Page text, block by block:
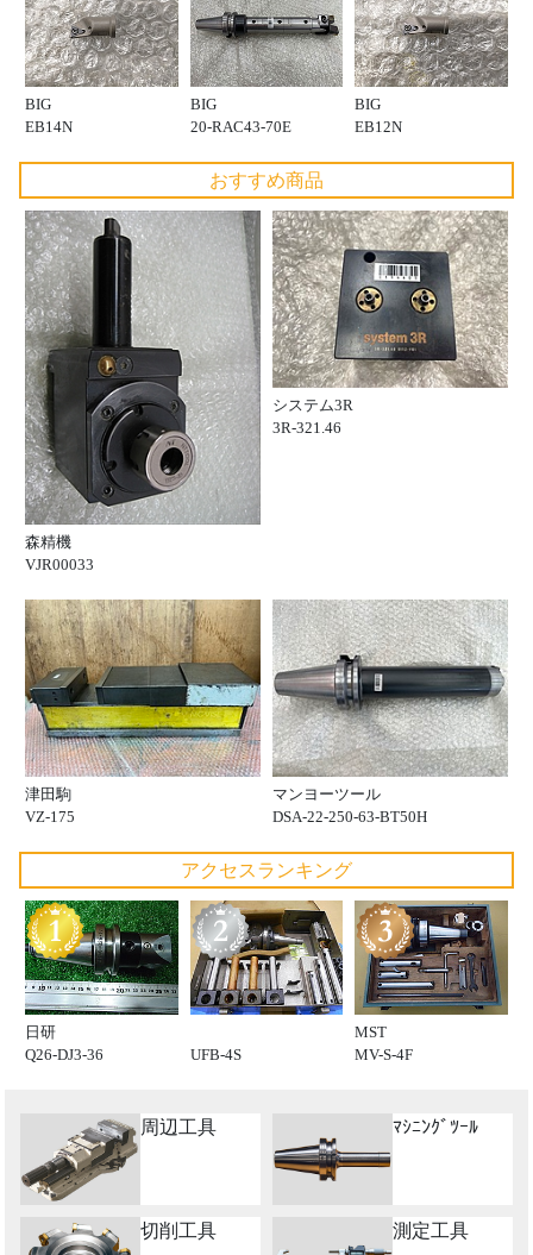
BIG
EB14N
BIG
20-RAC43-70E
BIG
EB12N
おすすめ商品
森精機
VJR00033
システム3R
3R-321.46
津田駒
VZ-175
マンヨーツール
DSA-22-250-63-BT50H
アクセスランキング
日研
Q26-DJ3-36
UFB-4S
MST
MV-S-4F
周辺工具 ﾏｼﾆﾝｸﾞﾂｰﾙ
切削工具 測定工具